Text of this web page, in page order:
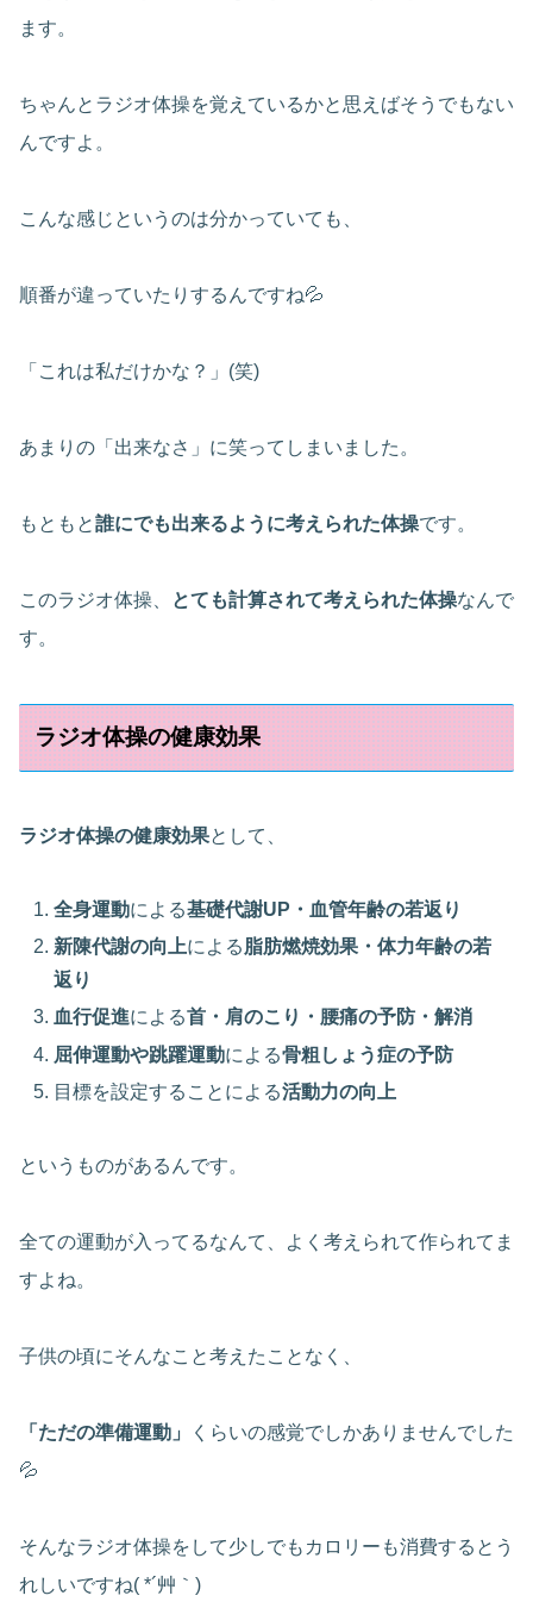
ます。
ちゃんとラジオ体操を覚えているかと思えばそうでもない
んですよ。
こんな感じというのは分かっていても、
順番が違っていたりするんですね💦
「これは私だけかな？」(笑)
あまりの「出来なさ」に笑ってしまいました。
もともと誰にでも出来るように考えられた体操です。
このラジオ体操、 とても計算されて考えられた体操なんで
す。
ラジオ体操の健康効果
ラジオ体操の健康効果として、
全身運動による基礎代謝UP・血管年齢の若返り
新陳代謝の向上による脂肪燃焼効果・体力年齢の若
返り
血行促進による首・肩のこり・腰痛の予防・解消
屈伸運動や跳躍運動による骨粗しょう症の予防
目標を設定することによる活動力の向上
というものがあるんです。
全ての運動が入ってるなんて、よく考えられて作られてま
すよね。
子供の頃にそんなこと考えたことなく、
「ただの準備運動」
くらいの感覚でしかありませんでした
💦
そんなラジオ体操をして少しでもカロリーも消費するとう
れしいですね( *´艸｀)